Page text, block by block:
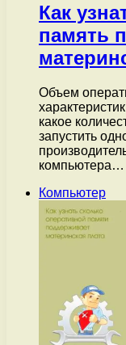
Как
память
Объем
какое
запустить
компьютера…
Компьютер